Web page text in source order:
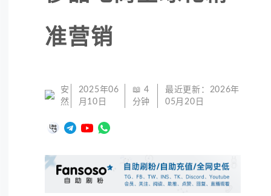
准营销
安
然
2025年06
月10日
📖 4
分钟
最近更新： 2026年
05月20日